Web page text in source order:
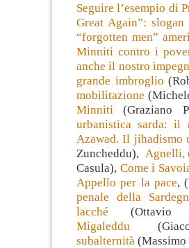
Seguire l’esempio di
Great Again”:
“forgotten men”
Minniti contro i
anche il nostro
grande imbroglio
mobilitazione
Minniti (Graziano
urbanistica sarda: il
Azawad. Il jihadismo
Zuncheddu), Agnelli,
Casula), Come i
Appello per la pace,
penale della
lacché (Ottavio
Migaleddu
subalternità (Massimo